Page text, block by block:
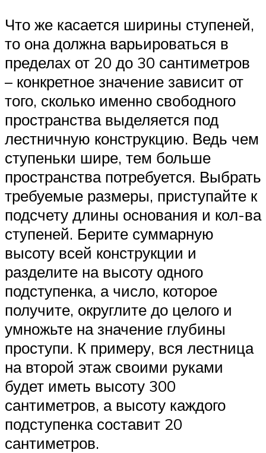
Что же касается ширины ступеней,
то она должна варьироваться в
пределах от 20 до 30 сантиметров
– конкретное значение зависит от
того, сколько именно свободного
пространства выделяется под
лестничную конструкцию. Ведь чем
ступеньки шире, тем больше
пространства потребуется. Выбрать
требуемые размеры, приступайте к
подсчету длины основания и кол-ва
ступеней. Берите суммарную
высоту всей конструкции и
разделите на высоту одного
подступенка, а число, которое
получите, округлите до целого и
умножьте на значение глубины
проступи. К примеру, вся лестница
на второй этаж своими руками
будет иметь высоту 300
сантиметров, а высоту каждого
подступенка составит 20
сантиметров.